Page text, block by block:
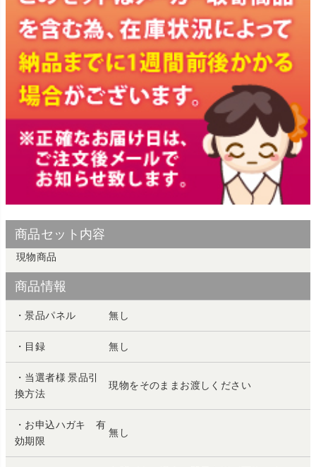
商品セット内容
現物商品
商品情報
・景品パネル 無し
・目録 無し
・当選者様 景品引
換方法
現物をそのままお渡しください
・お申込ハガキ 有
効期限
無し